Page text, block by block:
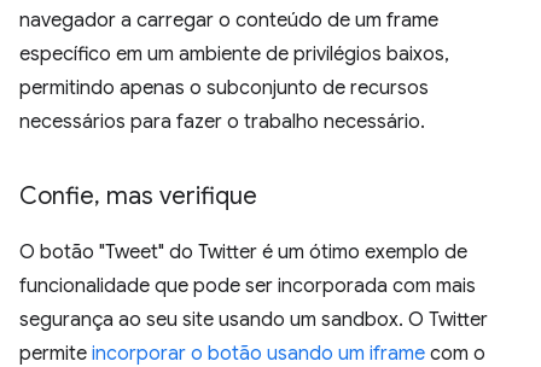
navegador a carregar o conteúdo de um frame
específico em um ambiente de privilégios baixos,
permitindo apenas o subconjunto de recursos
necessários para fazer o trabalho necessário.
Confie, mas verifique
O botão "Tweet" do Twitter é um ótimo exemplo de
funcionalidade que pode ser incorporada com mais
segurança ao seu site usando um sandbox. O Twitter
permite incorporar o botão usando um iframe com o